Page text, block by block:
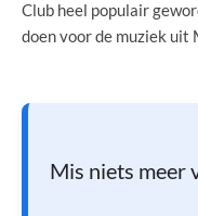
Club heel populair
doen voor de muziek uit
Mis niets meer